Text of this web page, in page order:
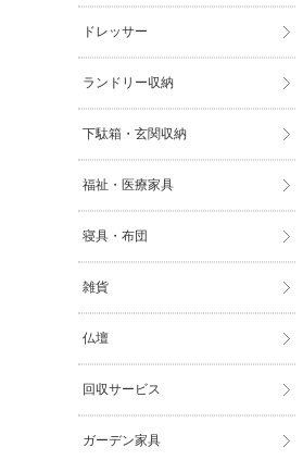
ドレッサー
ランドリー収納
下駄箱・玄関収納
福祉・医療家具
寝具・布団
雑貨
仏壇
回収サービス
ガーデン家具